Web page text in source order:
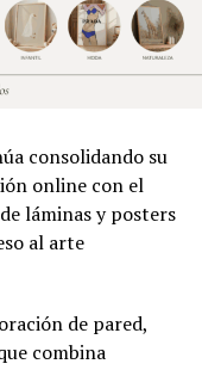
consolidando su
online con el
láminas y posters
al arte
de pared,
combina